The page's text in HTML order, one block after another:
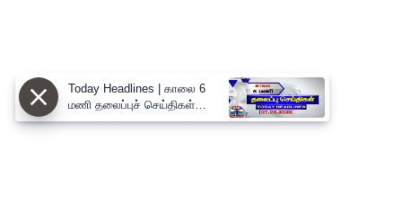
Today Headlines | காலை 6
மணி தலைப்புச் செய்திகள்
(07.08.2026) | 6 AM